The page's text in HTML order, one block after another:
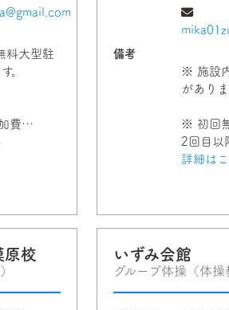
料大型駐
。
費…
備考
※ 施設
がありま
※ 初回
2回目
詳細は
原校 いずみ会館
グループ体操（体操